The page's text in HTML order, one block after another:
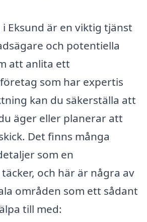
Eksund är en viktig tjänst
och potentiella
att anlita ett
som har expertis
kan du säkerställa att
äger eller planerar att
Det finns många
som en
och här är några av
områden som ett sådant
till med: